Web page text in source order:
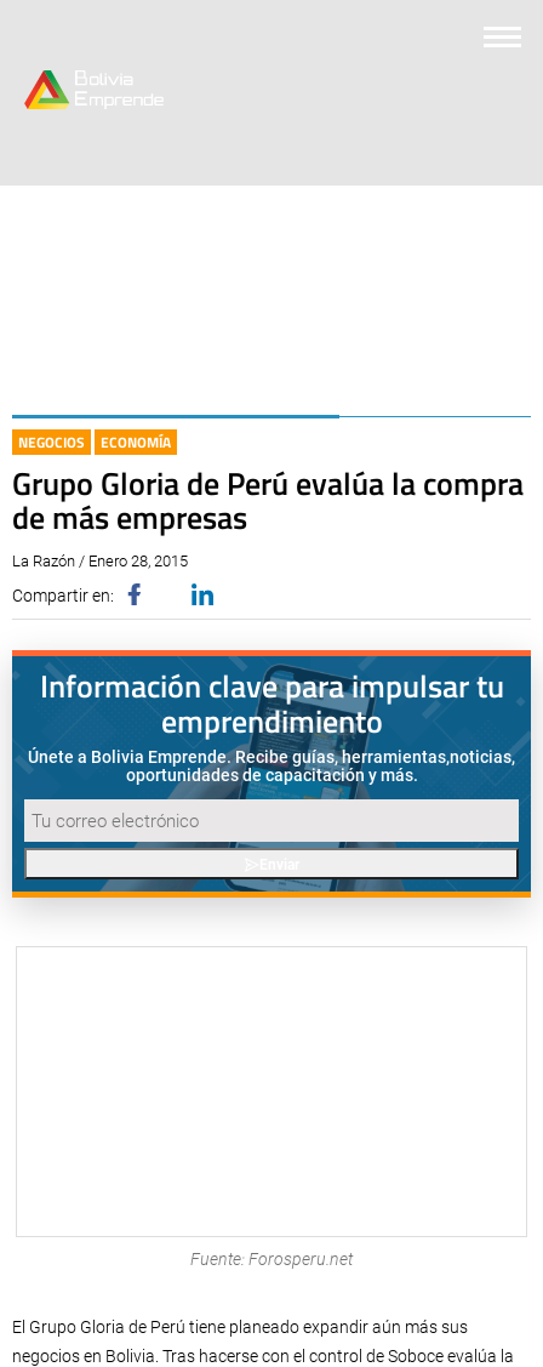
NEGOCIOS ECONOMÍA
Grupo Gloria de Perú evalúa la compra
de más empresas
La Razón / Enero 28, 2015
Compartir en:
Información clave para impulsar tu
emprendimiento
Únete a Bolivia Emprende. Recibe guías, herramientas,noticias,
oportunidades de capacitación y más.
Fuente: Forosperu.net
El Grupo Gloria de Perú tiene planeado expandir aún más sus
negocios en Bolivia. Tras hacerse con el control de Soboce evalúa la